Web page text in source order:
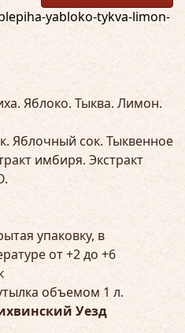
yabloko-tykva-limon-
Яблоко. Тыква. Лимон.
Яблочный сок. Тыквенное
имбиря. Экстракт
упаковку, в
от +2 до +6
объемом 1 л.
Уезд